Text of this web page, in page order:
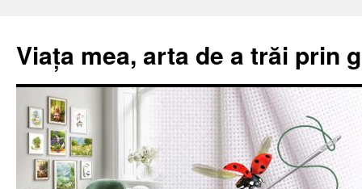
Viața mea, arta de a trăi prin